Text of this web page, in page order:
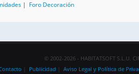
| Foro Decoración
© 2002-2026 - HABITATSOFT S.L.U.
Publicidad Aviso Legal y Política de